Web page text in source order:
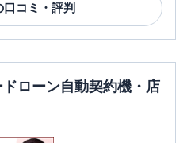
口コミ・評判
ローン自動契約機・店